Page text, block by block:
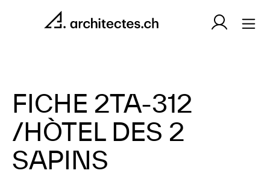
FICHE 2TA-312
/HÒTEL DES 2
SAPINS